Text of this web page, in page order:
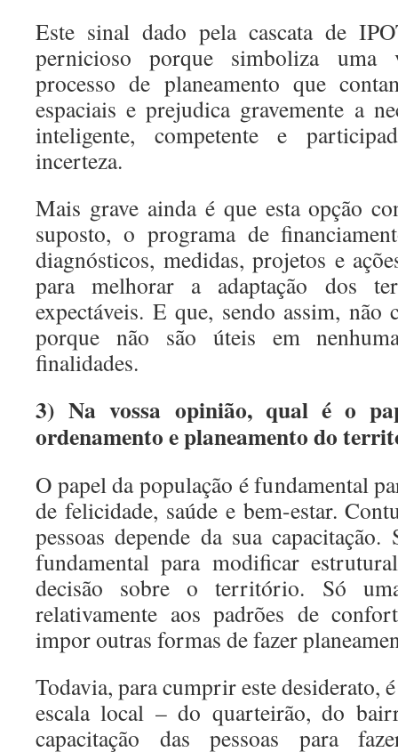
Este sinal dado pela cascata de
pernicioso porque simboliza uma
processo de planeamento que
espaciais e prejudica gravemente a
inteligente, competente e
incerteza.
Mais grave ainda é que esta opção
suposto, o programa de
diagnósticos, medidas, projetos e
para melhorar a adaptação dos
expectáveis. E que, sendo assim, não
porque não são úteis em
finalidades.
3) Na vossa opinião, qual é o
ordenamento e planeamento do
O papel da população é fundamental
de felicidade, saúde e bem-estar.
pessoas depende da sua
fundamental para modificar
decisão sobre o território. Só
relativamente aos padrões de
impor outras formas de fazer
Todavia, para cumprir este desiderato,
escala local – do quarteirão, do
capacitação das pessoas para